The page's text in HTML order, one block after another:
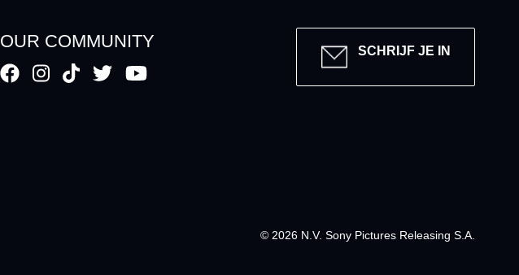
OUR COMMUNITY SCHRIJF JE IN
© 2026 N.V. Sony Pictures Releasing S.A.